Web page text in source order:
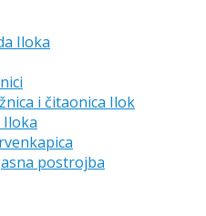
Iloka
i čitaonica Ilok
Iloka
postrojba